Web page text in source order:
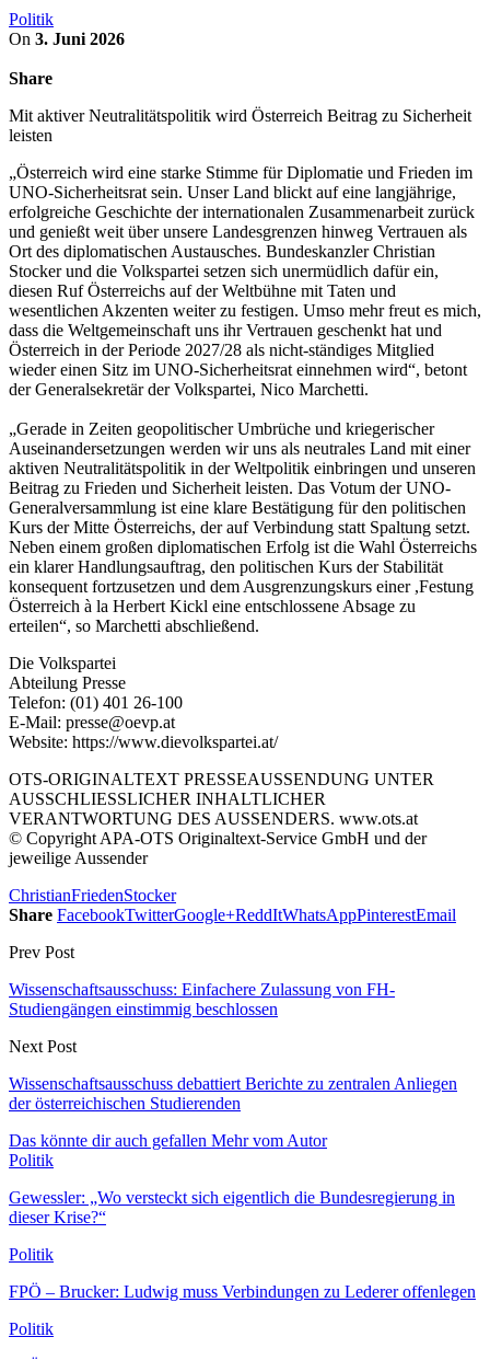
Politik
On 3. Juni 2026
Share
Mit aktiver Neutralitätspolitik wird Österreich Beitrag zu Sicherheit
leisten
„Österreich wird eine starke Stimme für Diplomatie und Frieden im
UNO-Sicherheitsrat sein. Unser Land blickt auf eine langjährige,
erfolgreiche Geschichte der internationalen Zusammenarbeit zurück
und genießt weit über unsere Landesgrenzen hinweg Vertrauen als
Ort des diplomatischen Austausches. Bundeskanzler Christian
Stocker und die Volkspartei setzen sich unermüdlich dafür ein,
diesen Ruf Österreichs auf der Weltbühne mit Taten und
wesentlichen Akzenten weiter zu festigen. Umso mehr freut es mich,
dass die Weltgemeinschaft uns ihr Vertrauen geschenkt hat und
Österreich in der Periode 2027/28 als nicht-ständiges Mitglied
wieder einen Sitz im UNO-Sicherheitsrat einnehmen wird“, betont
der Generalsekretär der Volkspartei, Nico Marchetti.
„Gerade in Zeiten geopolitischer Umbrüche und kriegerischer
Auseinandersetzungen werden wir uns als neutrales Land mit einer
aktiven Neutralitätspolitik in der Weltpolitik einbringen und unseren
Beitrag zu Frieden und Sicherheit leisten. Das Votum der UNO-
Generalversammlung ist eine klare Bestätigung für den politischen
Kurs der Mitte Österreichs, der auf Verbindung statt Spaltung setzt.
Neben einem großen diplomatischen Erfolg ist die Wahl Österreichs
ein klarer Handlungsauftrag, den politischen Kurs der Stabilität
konsequent fortzusetzen und dem Ausgrenzungskurs einer ,Festung
Österreich à la Herbert Kickl eine entschlossene Absage zu
erteilen“, so Marchetti abschließend.
Die Volkspartei
Abteilung Presse
Telefon: (01) 401 26-100
E-Mail: presse@oevp.at
Website: https://www.dievolkspartei.at/
OTS-ORIGINALTEXT PRESSEAUSSENDUNG UNTER
AUSSCHLIESSLICHER INHALTLICHER
VERANTWORTUNG DES AUSSENDERS. www.ots.at
© Copyright APA-OTS Originaltext-Service GmbH und der
jeweilige Aussender
ChristianFriedenStocker
Share FacebookTwitterGoogle+ReddItWhatsAppPinterestEmail
Prev Post
Wissenschaftsausschuss: Einfachere Zulassung von FH-
Studiengängen einstimmig beschlossen
Next Post
Wissenschaftsausschuss debattiert Berichte zu zentralen Anliegen
der österreichischen Studierenden
Das könnte dir auch gefallen Mehr vom Autor
Politik
Gewessler: „Wo versteckt sich eigentlich die Bundesregierung in
dieser Krise?“
Politik
FPÖ – Brucker: Ludwig muss Verbindungen zu Lederer offenlegen
Politik